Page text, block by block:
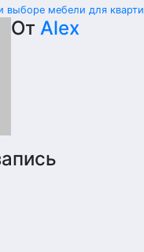
выборе мебели для
От Alex